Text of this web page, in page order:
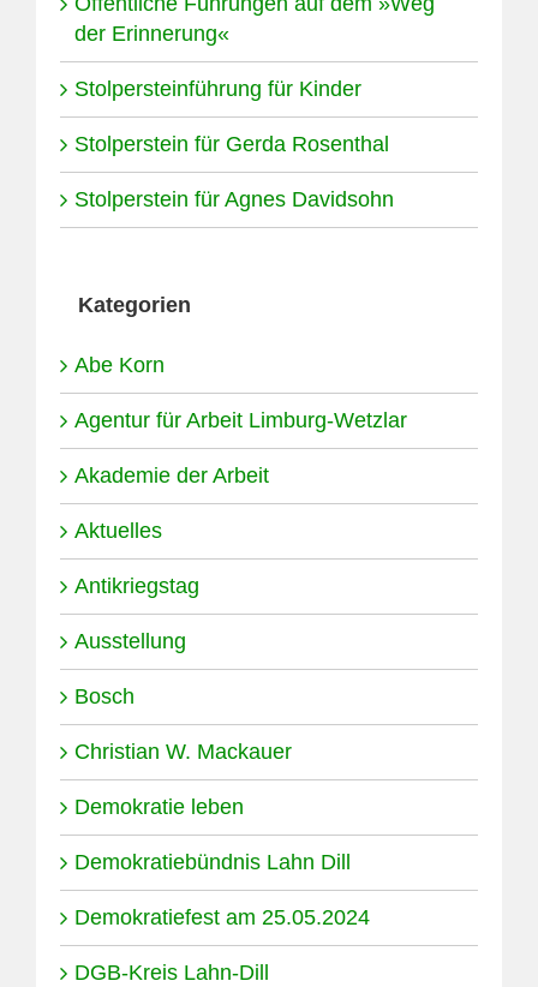
der Erinnerung«
Stolpersteinführung für Kinder
Stolperstein für Gerda Rosenthal
Stolperstein für Agnes Davidsohn
Kategorien
Abe Korn
Agentur für Arbeit Limburg-Wetzlar
Akademie der Arbeit
Aktuelles
Antikriegstag
Ausstellung
Bosch
Christian W. Mackauer
Demokratie leben
Demokratiebündnis Lahn Dill
Demokratiefest am 25.05.2024
DGB-Kreis Lahn-Dill